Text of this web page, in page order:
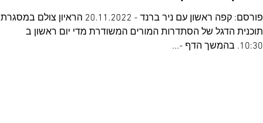
פורסם: קפה ראשון עם ניר ברנד - 20.11.2022 הראיון צולם במסגרת
תוכנית הדגל של הסתדרות המורים המשודרת מדי יום ראשון ב
10:30. בהמשך הדף -...